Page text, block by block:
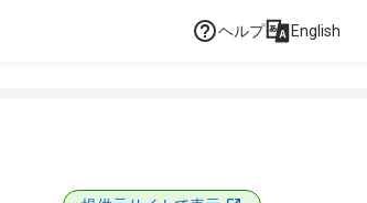
ヘルプ English